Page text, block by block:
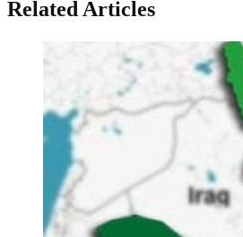
Related Articles